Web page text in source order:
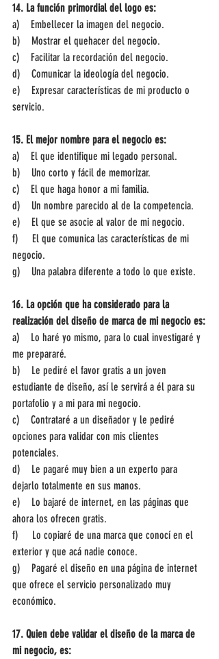
14. La función primordial del logo es:
a)    Embellecer la imagen del negocio.
b)    Mostrar el quehacer del negocio.
c)    Facilitar la recordación del negocio.
d)    Comunicar la ideología del negocio.
e)    Expresar características de mi producto o
servicio.
15. El mejor nombre para el negocio es:
a)    El que identifique mi legado personal.
b)    Uno corto y fácil de memorizar.
c)    El que haga honor a mi familia.
d)    Un nombre parecido al de la competencia.
e)    El que se asocie al valor de mi negocio.
f)     El que comunica las características de mi
negocio.
g)    Una palabra diferente a todo lo que existe.
16. La opción que ha considerado para la
realización del diseño de marca de mi negocio es:
a)    Lo haré yo mismo, para lo cual investigaré y
me prepararé.
b)    Le pediré el favor gratis a un joven
estudiante de diseño, así le servirá a él para su
portafolio y a mi para mi negocio.
c)    Contrataré a un diseñador y le pediré
opciones para validar con mis clientes
potenciales.
d)    Le pagaré muy bien a un experto para
dejarlo totalmente en sus manos.
e)    Lo bajaré de internet, en las páginas que
ahora los ofrecen gratis.
f)     Lo copiaré de una marca que conocí en el
exterior y que acá nadie conoce.
g)    Pagaré el diseño en una página de internet
que ofrece el servicio personalizado muy
económico.
17. Quien debe validar el diseño de la marca de
mi negocio, es: